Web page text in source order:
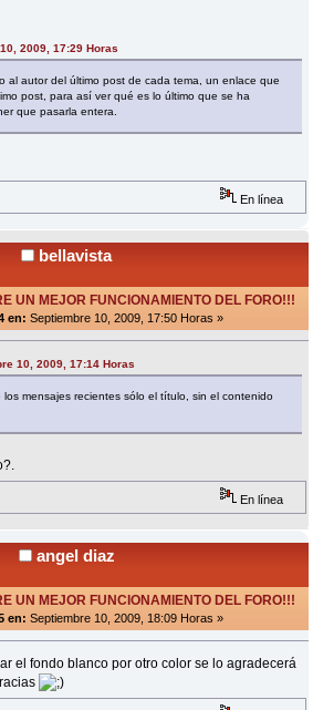
2009, 17:29 Horas
al autor del último post de cada tema, un enlace que
post, para así ver qué es lo último que se ha
que pasarla entera.
En línea
bellavista
UN MEJOR FUNCIONAMIENTO DEL FORO!!!
en: Septiembre 10, 2009, 17:50 Horas »
10, 2009, 17:14 Horas
mensajes recientes sólo el título, sin el contenido
En línea
angel diaz
UN MEJOR FUNCIONAMIENTO DEL FORO!!!
en: Septiembre 10, 2009, 18:09 Horas »
el fondo blanco por otro color se lo agradecerá